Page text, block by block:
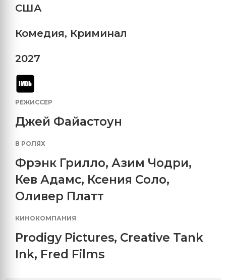
США
Комедия, Криминал
2027
РЕЖИССЕР
Джей Файастоун
В РОЛЯХ
Фрэнк Грилло, Азим Чодри,
Кев Адамс, Ксения Соло,
Оливер Платт
КИНОКОМПАНИЯ
Prodigy Pictures, Creative Tank
Ink, Fred Films